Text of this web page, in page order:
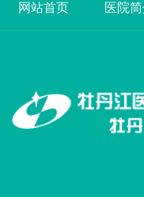
网站首页 医院